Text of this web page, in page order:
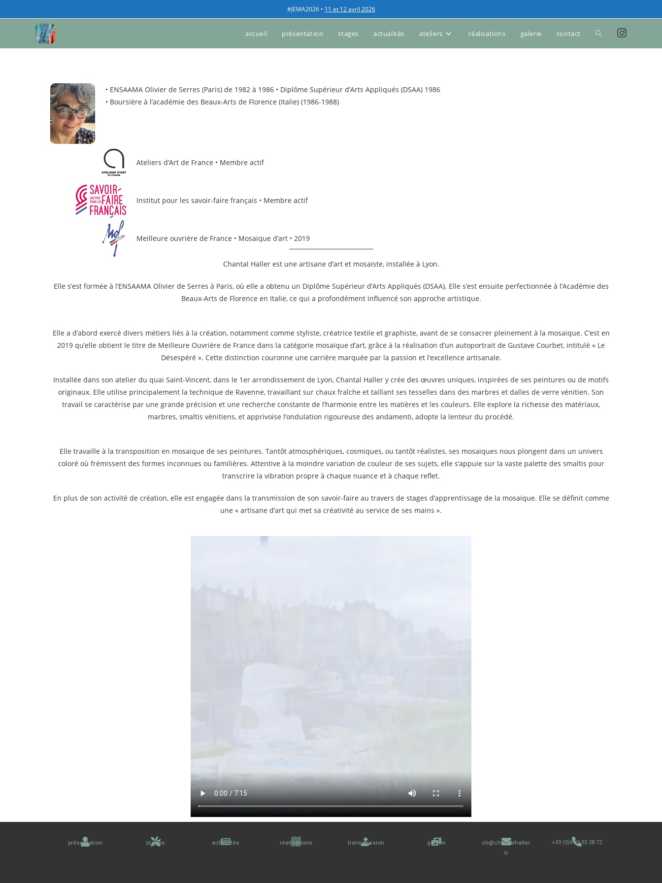
#JEMA2026 • 11 et 12 avril 2026
accueil présentation stages actualités ateliers réalisations galerie contact
• ENSAAMA Olivier de Serres (Paris) de 1982 à 1986 • Diplôme Supérieur d’Arts Appliqués (DSAA) 1986
• Boursière à l’académie des Beaux-Arts de Florence (Italie) (1986-1988)
Ateliers d’Art de France • Membre actif
Institut pour les savoir-faire français • Membre actif
Meilleure ouvrière de France • Mosaïque d’art • 2019
Chantal Haller est une artisane d’art et mosaïste, installée à Lyon.
Elle s’est formée à l’ENSAAMA Olivier de Serres à Paris, où elle a obtenu un Diplôme Supérieur d’Arts Appliqués (DSAA). Elle s’est ensuite perfectionnée à l’Académie des
Beaux-Arts de Florence en Italie, ce qui a profondément influencé son approche artistique.
Elle a d’abord exercé divers métiers liés à la création, notamment comme styliste, créatrice textile et graphiste, avant de se consacrer pleinement à la mosaïque. C’est en
2019 qu’elle obtient le titre de Meilleure Ouvrière de France dans la catégorie mosaïque d’art, grâce à la réalisation d’un autoportrait de Gustave Courbet, intitulé « Le
Désespéré ». Cette distinction couronne une carrière marquée par la passion et l’excellence artisanale.
Installée dans son atelier du quai Saint-Vincent, dans le 1er arrondissement de Lyon, Chantal Haller y crée des œuvres uniques, inspirées de ses peintures ou de motifs
originaux. Elle utilise principalement la technique de Ravenne, travaillant sur chaux fraîche et taillant ses tesselles dans des marbres et dalles de verre vénitien. Son
travail se caractérise par une grande précision et une recherche constante de l’harmonie entre les matières et les couleurs. Elle explore la richesse des matériaux,
marbres, smaltis vénitiens, et apprivoise l’ondulation rigoureuse des andamenti, adopte la lenteur du procédé.
Elle travaille à la transposition en mosaïque de ses peintures. Tantôt atmosphériques, cosmiques, ou tantôt réalistes, ses mosaïques nous plongent dans un univers
coloré où frémissent des formes inconnues ou familières. Attentive à la moindre variation de couleur de ses sujets, elle s’appuie sur la vaste palette des smaltis pour
transcrire la vibration propre à chaque nuance et à chaque reflet.
En plus de son activité de création, elle est engagée dans la transmission de son savoir-faire au travers de stages d’apprentissage de la mosaïque. Elle se définit comme
une « artisane d’art qui met sa créativité au service de ses mains ».
présentation stages actualités réalisations transmission galerie
ch@chantalhaller.
fr
+33 (0)6 49 92 28 72